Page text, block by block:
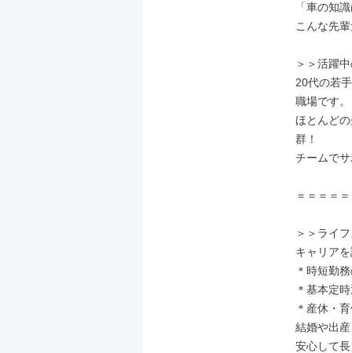
「車の知
こんな先
＞＞活躍
20代の若
職場です。
ほとんど
群！
チームで
＝＝＝＝
＞＞ライ
キャリア
＊時短勤
＊基本定
＊産休・
結婚や出
安心して